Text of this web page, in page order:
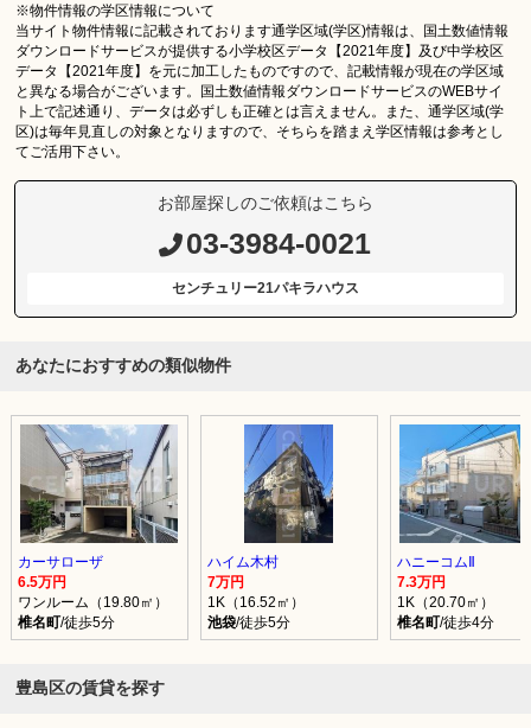
※物件情報の学区情報について
当サイト物件情報に記載されております通学区域(学区)情報は、国土数値情報
ダウンロードサービスが提供する小学校区データ【2021年度】及び中学校区
データ【2021年度】を元に加工したものですので、記載情報が現在の学区域
と異なる場合がございます。国土数値情報ダウンロードサービスのWEBサイ
ト上で記述通り、データは必ずしも正確とは言えません。また、通学区域(学
区)は毎年見直しの対象となりますので、そちらを踏まえ学区情報は参考とし
てご活用下さい。
お部屋探しのご依頼はこちら
03-3984-0021
センチュリー21パキラハウス
あなたにおすすめの類似物件
カーサローザ
6.5万円
ワンルーム（19.80㎡）
椎名町/徒歩5分
ハイム木村
7万円
1K（16.52㎡）
池袋/徒歩5分
ハニーコムⅡ
7.3万円
1K（20.70㎡）
椎名町/徒歩4分
豊島区の賃貸を探す